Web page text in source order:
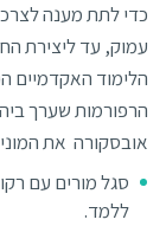
כדי לתת מענה
עמוק, עד ליצירת
הלימוד האקדמיים
הרפורמות שערך
אובסקורה את
סגל מורים עם
ללמד.